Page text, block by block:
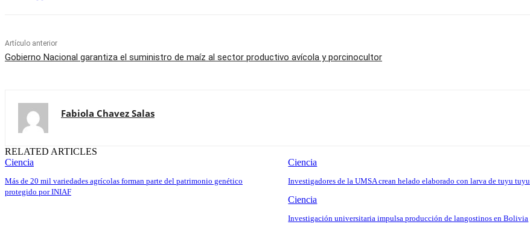
Artículo anterior
Gobierno Nacional garantiza el suministro de maíz al sector productivo avícola y porcinocultor
Fabiola Chavez Salas
RELATED ARTICLES
Ciencia
Más de 20 mil variedades agrícolas forman parte del patrimonio genético
protegido por INIAF
Ciencia
Investigadores de la UMSA crean helado elaborado con larva de tuyu tuyu
Ciencia
Investigación universitaria impulsa producción de langostinos en Bolivia